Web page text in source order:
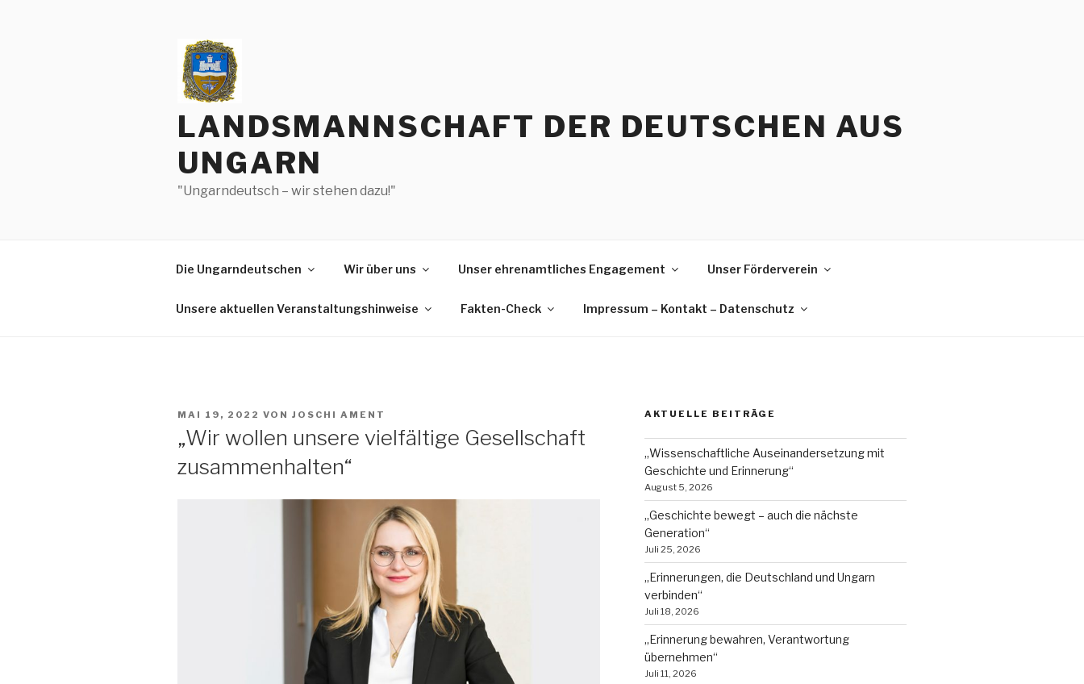
LANDSMANNSCHAFT DER DEUTSCHEN AUS
UNGARN
"Ungarndeutsch – wir stehen dazu!"
Die Ungarndeutschen Wir über uns Unser ehrenamtliches Engagement Unser Förderverein
Unsere aktuellen Veranstaltungshinweise Fakten-Check Impressum – Kontakt – Datenschutz
VERÖFFENTLICHT
MAI 19, 2022 VON JOSCHI AMENT
„Wir wollen unsere vielfältige Gesellschaft
zusammenhalten“
AKTUELLE BEITRÄGE
„Wissenschaftliche Auseinandersetzung mit
Geschichte und Erinnerung“
August 5, 2026
„Geschichte bewegt – auch die nächste
Generation“
Juli 25, 2026
„Erinnerungen, die Deutschland und Ungarn
verbinden“
Juli 18, 2026
„Erinnerung bewahren, Verantwortung
übernehmen“
Juli 11, 2026